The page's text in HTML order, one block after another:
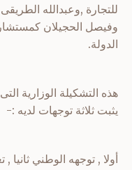
للتجارة ,وعبدالله
وفيصل الحجيلان
الدولة.
هذه التشكيلة الوزارية
يثبت ثلاثة توجهات لديه :-
أولا , توجهه الوطني ثانيا